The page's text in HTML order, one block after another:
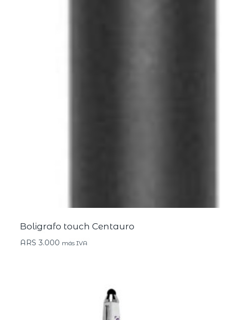
Boligrafo touch Centauro
ARS 3.000 más IVA